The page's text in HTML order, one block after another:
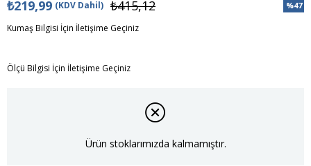
%47
₺415,12
₺219,99 (KDV Dahil)
Kumaş Bilgisi İçin İletişime Geçiniz
Ölçü Bilgisi İçin İletişime Geçiniz
Ürün stoklarımızda kalmamıştır.